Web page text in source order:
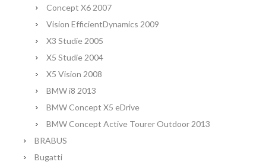
Concept X6 2007
Vision EfficientDynamics 2009
X3 Studie 2005
X5 Studie 2004
X5 Vision 2008
BMW i8 2013
BMW Concept X5 eDrive
BMW Concept Active Tourer Outdoor 2013
BRABUS
Bugatti